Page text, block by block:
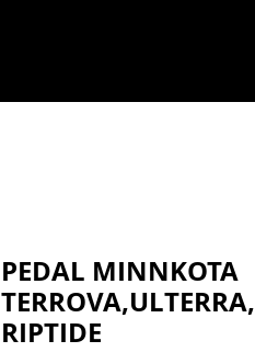
PEDAL MINNKOTA
TERROVA,ULTERRA,
RIPTIDE